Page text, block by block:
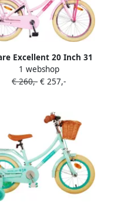
Excellent 20 Inch 31
Meisjes Terugtraprem
Lichtroze
1 webshop
€ 260,- € 257,-